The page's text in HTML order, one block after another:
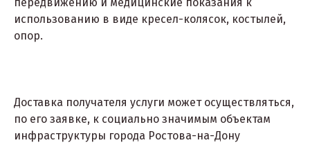
передвижению и медицинские показания к
использованию в виде кресел-колясок, костылей,
опор.
Доставка получателя услуги может осуществляться,
по его заявке, к социально значимым объектам
инфраструктуры города Ростова-на-Дону